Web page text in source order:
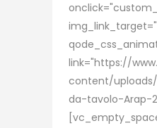
link="https://
content/
da-tavolo-Arap-